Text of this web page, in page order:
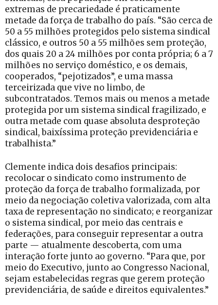
extremas de precariedade é praticamente
metade da força de trabalho do país. “São cerca de
50 a 55 milhões protegidos pelo sistema sindical
clássico, e outros 50 a 55 milhões sem proteção,
dos quais 20 a 24 milhões por conta própria; 6 a 7
milhões no serviço doméstico, e os demais,
cooperados, “pejotizados”, e uma massa
terceirizada que vive no limbo, de
subcontratados. Temos mais ou menos a metade
protegida por um sistema sindical fragilizado, e
outra metade com quase absoluta desproteção
sindical, baixíssima proteção previdenciária e
trabalhista.”
Clemente indica dois desafios principais:
recolocar o sindicato como instrumento de
proteção da força de trabalho formalizada, por
meio da negociação coletiva valorizada, com alta
taxa de representação no sindicato; e reorganizar
o sistema sindical, por meio das centrais e
federações, para conseguir representar a outra
parte — atualmente descoberta, com uma
interação forte junto ao governo. “Para que, por
meio do Executivo, junto ao Congresso Nacional,
sejam estabelecidas regras que gerem proteção
previdenciária, de saúde e direitos equivalentes.”